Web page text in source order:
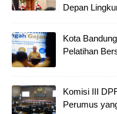
Depan
Kota
Pelatihan
Komisi III
Perumus